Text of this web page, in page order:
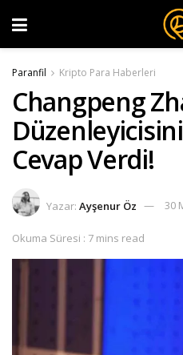
Paranfil Kripto Para Haberleri
Changpeng
Cevap Verdi!
Yazar: Ayşenur Öz 30
Okuma Süresi : 7 mins read